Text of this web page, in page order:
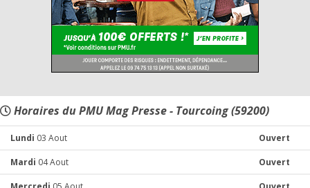
Horaires du PMU Mag Presse - Tourcoing (59200)
Lundi 03 Aout Ouvert
Mardi 04 Aout Ouvert